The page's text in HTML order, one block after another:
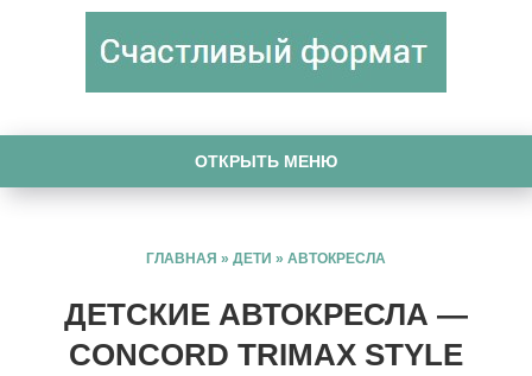
ОТКРЫТЬ МЕНЮ
ГЛАВНАЯ » ДЕТИ » АВТОКРЕСЛА
ДЕТСКИЕ АВТОКРЕСЛА —
CONCORD TRIMAX STYLE